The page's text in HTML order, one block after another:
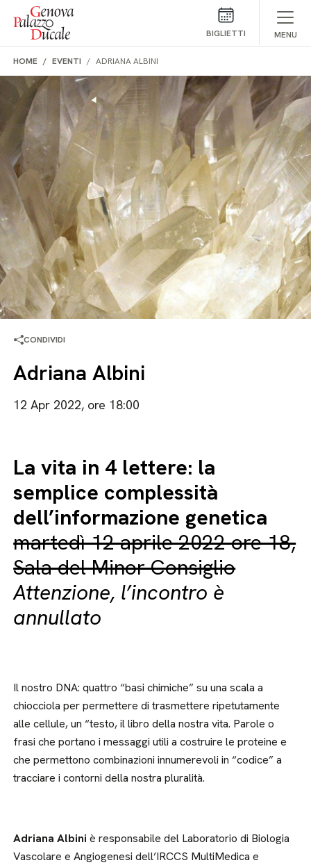
Salta al contenuto
BIGLIETTI MENU
HOME EVENTI ADRIANA ALBINI
CONDIVIDI
Adriana Albini
12 Apr 2022, ore 18:00
La vita in 4 lettere: la
semplice complessità
dell’informazione genetica
martedì 12 aprile 2022 ore 18,
Sala del Minor Consiglio
Attenzione, l’incontro è
annullato
Il nostro DNA: quattro “basi chimiche” su una scala a
chiocciola per permettere di trasmettere ripetutamente
alle cellule, un “testo, il libro della nostra vita. Parole o
frasi che portano i messaggi utili a costruire le proteine e
che permettono combinazioni innumerevoli in “codice” a
tracciare i contorni della nostra pluralità.
Adriana Albini è responsabile del Laboratorio di Biologia
Vascolare e Angiogenesi dell’IRCCS MultiMedica e